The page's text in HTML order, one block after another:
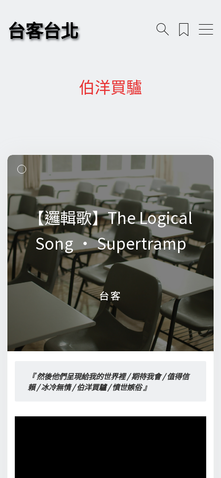
台客台北
伯洋買驢
【邏輯歌】The Logical
Song • Supertramp
台客
【邏輯歌】The Logical
Song • Supertramp
台客
『 然後他們呈現給我的世界裡 / 期待我會 / 值得信
賴 / 冰冷無情 / 伯洋買驢 / 憤世嫉俗 』